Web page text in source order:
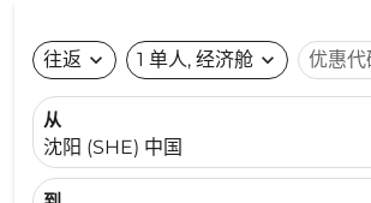
往返 expand_more 1 单人, 经济舱 expand_more 优惠代
从
沈阳 (SHE) 中国